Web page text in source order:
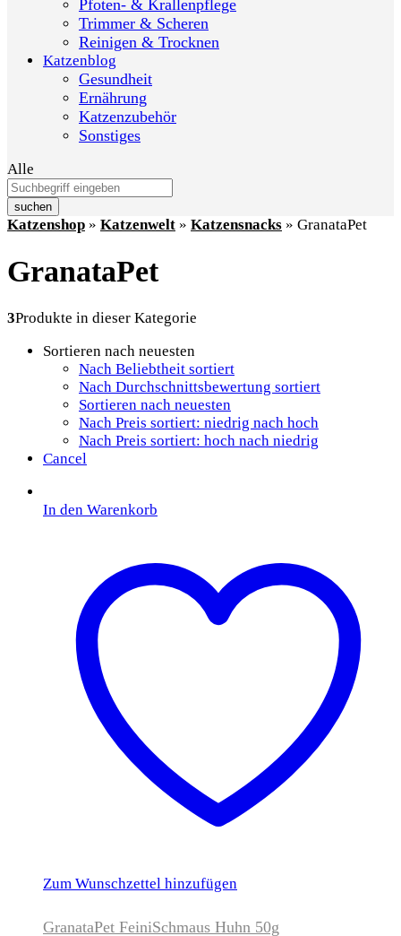
Pfoten- & Krallenpflege
Trimmer & Scheren
Reinigen & Trocknen
Katzenblog
Gesundheit
Ernährung
Katzenzubehör
Sonstiges
Alle
suchen
Katzenshop » Katzenwelt » Katzensnacks » GranataPet
GranataPet
3Produkte in dieser Kategorie
Sortieren nach neuesten
Nach Beliebtheit sortiert
Nach Durchschnittsbewertung sortiert
Sortieren nach neuesten
Nach Preis sortiert: niedrig nach hoch
Nach Preis sortiert: hoch nach niedrig
Cancel
In den Warenkorb
Zum Wunschzettel hinzufügen
GranataPet FeiniSchmaus Huhn 50g